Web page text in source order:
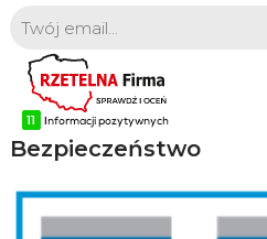
Bezpieczeństwo